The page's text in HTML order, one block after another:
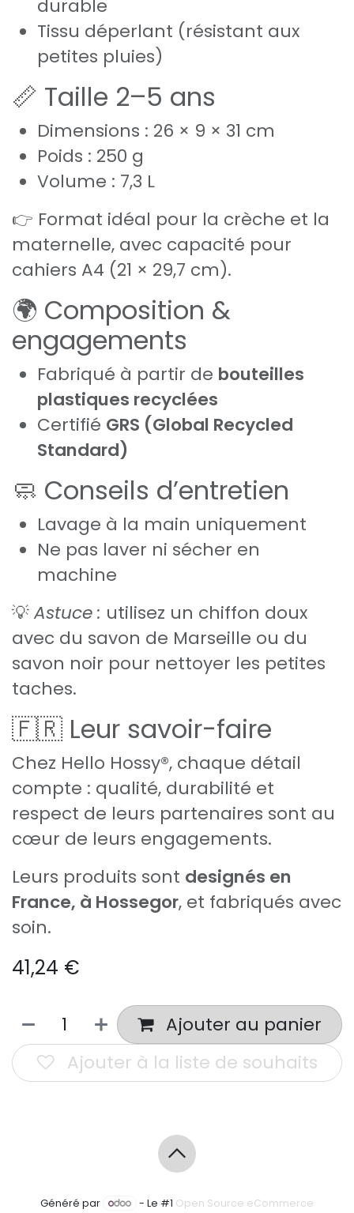
durable
Tissu déperlant (résistant aux
petites pluies)
📏 Taille 2–5 ans
Dimensions : 26 × 9 × 31 cm
Poids : 250 g
Volume : 7,3 L
👉 Format idéal pour la crèche et la
maternelle, avec capacité pour
cahiers A4 (21 × 29,7 cm).
🌍 Composition &
engagements
Fabriqué à partir de bouteilles
plastiques recyclées
Certifié GRS (Global Recycled
Standard)
🧼 Conseils d’entretien
Lavage à la main uniquement
Ne pas laver ni sécher en
machine
💡Astuce : utilisez un chiffon doux
avec du savon de Marseille ou du
savon noir pour nettoyer les petites
taches.
🇫🇷 Leur savoir-faire
Chez Hello Hossy®, chaque détail
compte : qualité, durabilité et
respect de leurs partenaires sont au
cœur de leurs engagements.
Leurs produits sont designés en
France, à Hossegor, et fabriqués avec
soin.
41,24 €
Ajouter au panier
Ajouter à la liste de souhaits
Généré par - Le #1 Open Source eCommerce